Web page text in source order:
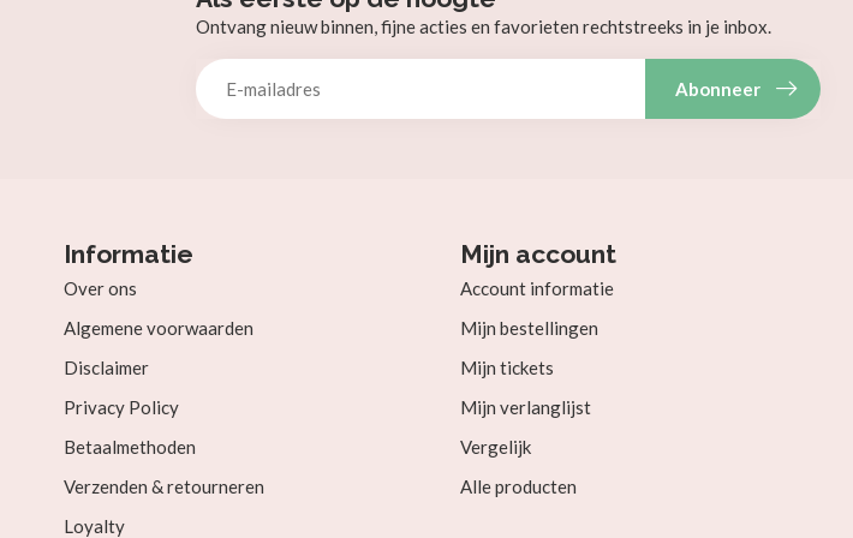
Ontvang nieuw binnen, fijne acties en favorieten rechtstreeks in je inbox.
Abonneer
Informatie
Over ons
Algemene voorwaarden
Disclaimer
Privacy Policy
Betaalmethoden
Verzenden & retourneren
Loyalty
Mijn account
Account informatie
Mijn bestellingen
Mijn tickets
Mijn verlanglijst
Vergelijk
Alle producten